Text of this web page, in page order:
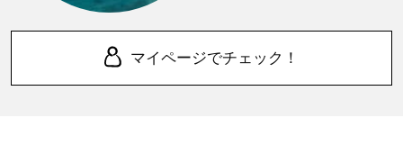
マイページでチェック！